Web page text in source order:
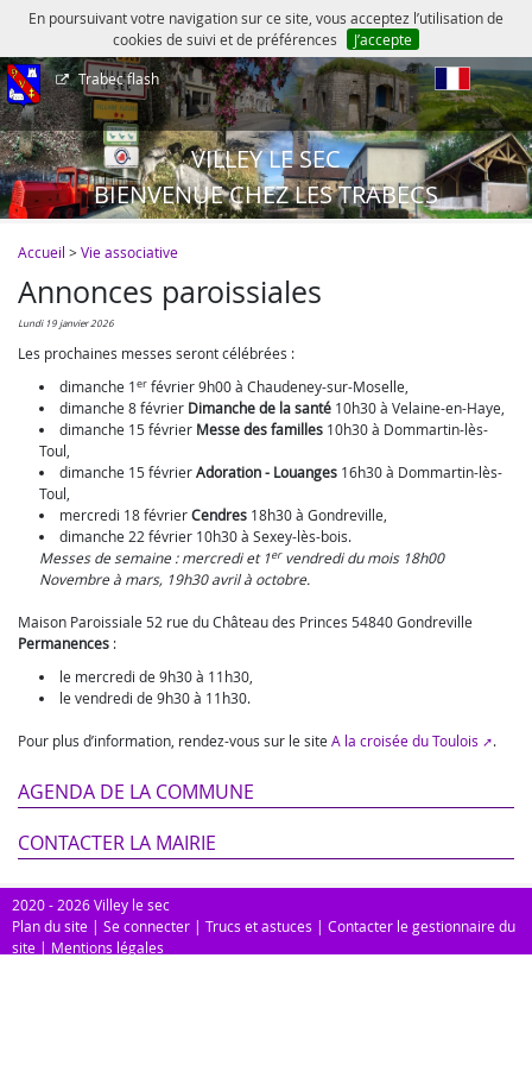
En poursuivant votre navigation sur ce site, vous acceptez l’utilisation de
cookies de suivi et de préférences
J’accepte
Trabec flash
VILLEY LE SEC
BIENVENUE CHEZ LES TRABECS
Accueil >Vie associative
Annonces paroissiales
lundi 19 janvier 2026
Les prochaines messes seront célébrées :
dimanche 1er février 9h00 à Chaudeney-sur-Moselle,
dimanche 8 février Dimanche de la santé 10h30 à Velaine-en-Haye,
dimanche 15 février Messe des familles 10h30 à Dommartin-lès-
Toul,
dimanche 15 févrierAdoration - Louanges 16h30 à Dommartin-lès-
Toul,
mercredi 18 févrierCendres 18h30 à Gondreville,
dimanche 22 février 10h30 à Sexey-lès-bois.
Messes de semaine : mercredi et 1ervendredi du mois 18h00
Novembre à mars, 19h30 avril à octobre.
Maison Paroissiale 52 rue du Château des Princes 54840 Gondreville
Permanences :
le mercredi de 9h30 à 11h30,
le vendredi de 9h30 à 11h30.
Pour plus d’information, rendez-vous sur le site A la croisée du Toulois .
AGENDA DE LA COMMUNE
CONTACTER LA MAIRIE
2020 - 2026 Villey le sec
Plan du site | Se connecter | Trucs et astuces | Contacter le gestionnaire du
site | Mentions légales